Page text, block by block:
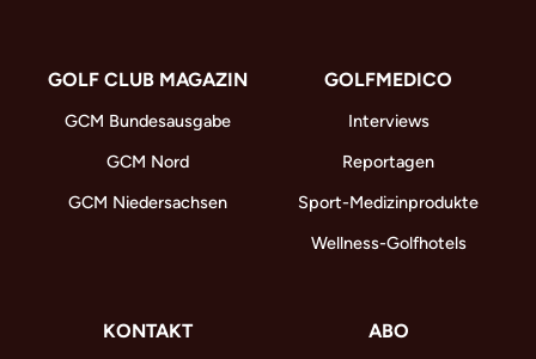
GOLF CLUB MAGAZIN
GCM Bundesausgabe
GCM Nord
GCM Niedersachsen
GOLFMEDICO
Interviews
Reportagen
Sport-Medizinprodukte
Wellness-Golfhotels
KONTAKT ABO